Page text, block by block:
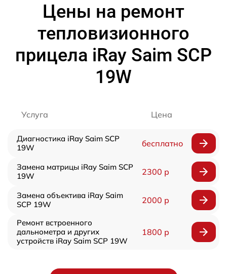
Цены на ремонт
тепловизионного
прицела iRay Saim SCP
19W
Услуга Цена
Диагностика iRay Saim SCP
19W
бесплатно
Замена матрицы iRay Saim SCP
19W
2300 р
Замена объектива iRay Saim
SCP 19W
2000 р
Ремонт встроенного
дальнометра и других
устройств iRay Saim SCP 19W
1800 р